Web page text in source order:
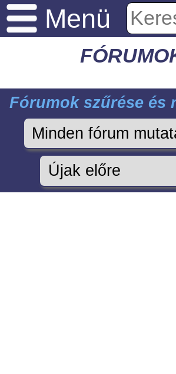
Menü
Fórumok szűrése és